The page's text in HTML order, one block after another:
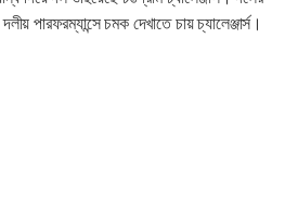
পারফরম্যান্সে চমক দেখাতে চায় চ্যালেঞ্জার্স।